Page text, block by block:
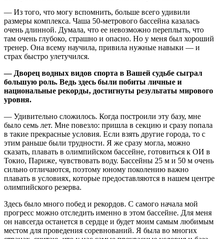
— Из того, что могу вспомнить, больше всего удивили
размеры комплекса. Чаша 50-метрового бассейна казалась
очень длинной. Думала, что ее невозможно переплыть, что
там очень глубоко, страшно и опасно. Но у меня был хороший
тренер. Она всему научила, привила нужные навыки — и
страх быстро улетучился.
— Дворец водных видов спорта в Вашей судьбе сыграл
большую роль. Ведь здесь были побиты личные и
национальные рекорды, достигнуты результаты мирового
уровня.
— Удивительно сложилось. Когда построили эту базу, мне
было семь лет. Мне повезло: пришла в секцию и сразу попала
в такие прекрасные условия. Если взять другие города, то с
этим раньше были трудности. Я же сразу могла, можно
сказать, плавать в олимпийском бассейне, готовиться к ОИ в
Токио, Париже, чувствовать воду. Бассейны 25 м и 50 м очень
сильно отличаются, поэтому юному поколению важно
плавать в условиях, которые предоставляются в нашем центре
олимпийского резерва.
Здесь было много побед и рекордов. С самого начала мой
прогресс можно отследить именно в этом бассейне. Для меня
он навсегда останется в сердце и будет моим самым любимым
местом для проведения соревнований. Я была во многих